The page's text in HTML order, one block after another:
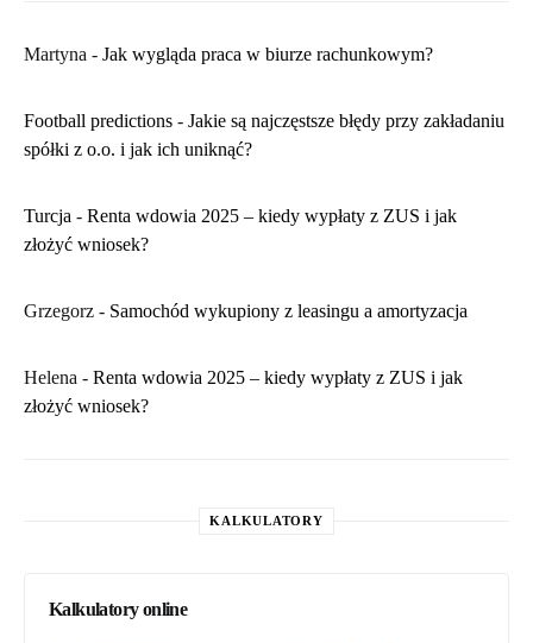
Martyna - ​Jak wygląda praca w biurze rachunkowym?
Football predictions - Jakie są najczęstsze błędy przy zakładaniu
spółki z o.o. i jak ich uniknąć?
Turcja - Renta wdowia 2025 – kiedy wypłaty z ZUS i jak
złożyć wniosek?
Grzegorz - Samochód wykupiony z leasingu a amortyzacja
Helena - Renta wdowia 2025 – kiedy wypłaty z ZUS i jak
złożyć wniosek?
KALKULATORY
Kalkulatory online